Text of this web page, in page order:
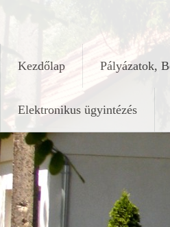
Kezdőlap Pályázatok,
Elektronikus ügyintézés